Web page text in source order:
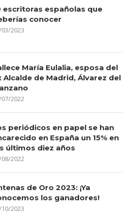
escritoras españolas que
conocer
2023
María Eulalia, esposa del
Alcalde de Madrid, Álvarez del
2022
periódicos en papel se han
en España un 15% en
últimos diez años
08/2022
de Oro 2023: ¡Ya
los ganadores!
10/2023